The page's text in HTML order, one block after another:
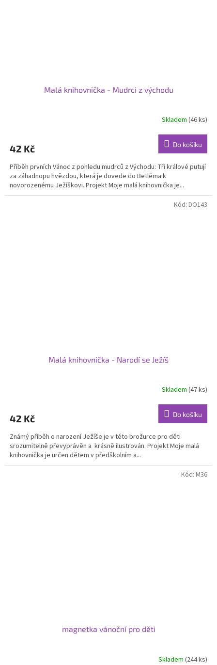
Malá knihovnička - Mudrci z východu
Skladem (46 ks)
42 Kč Do košíku
Příběh prvních Vánoc z pohledu mudrců z Východu: Tři králové putují
za záhadnopu hvězdou, která je dovede do Betléma k
novorozenému Ježíškovi. Projekt Moje malá knihovnička je...
Malá knihovnička - Narodí se Ježíš
Skladem (47 ks)
42 Kč Do košíku
Známý příběh o narození Ježíše je v této brožurce pro děti
srozumitelně převyprávěn a krásně ilustrován. Projekt Moje malá
knihovnička je určen dětem v předškolním a...
Kód: DO143
magnetka vánoční pro děti
Skladem(244 ks)
Kód: M36